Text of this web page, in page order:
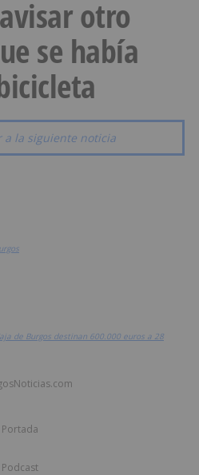
otro
se había
a la siguiente noticia
de Burgos destinan 600.000 euros a 28
Portada
Podcast